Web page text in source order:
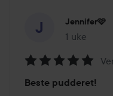
Jennifer🩷
1 uke
Innlegget
5
Beste pudderet!